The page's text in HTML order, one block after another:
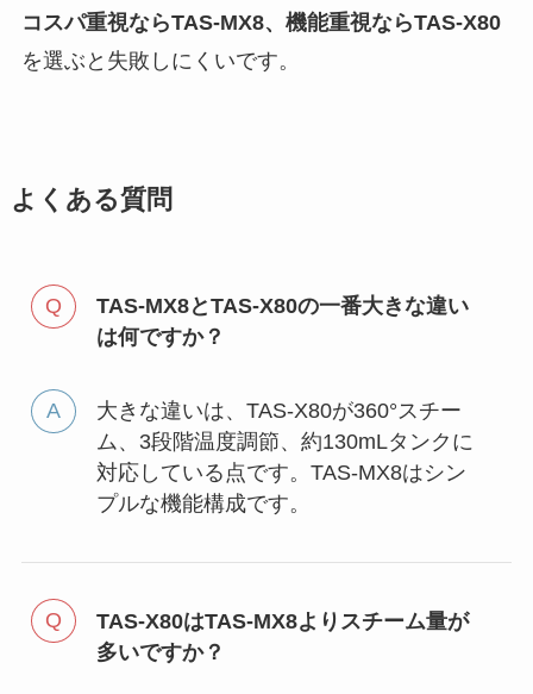
コスパ重視ならTAS-MX8、機能重視ならTAS-X80
を選ぶと失敗しにくいです。
よくある質問
TAS-MX8とTAS-X80の一番大きな違い
は何ですか？
大きな違いは、TAS-X80が360°スチー
ム、3段階温度調節、約130mLタンクに
対応している点です。TAS-MX8はシン
プルな機能構成です。
TAS-X80はTAS-MX8よりスチーム量が
多いですか？